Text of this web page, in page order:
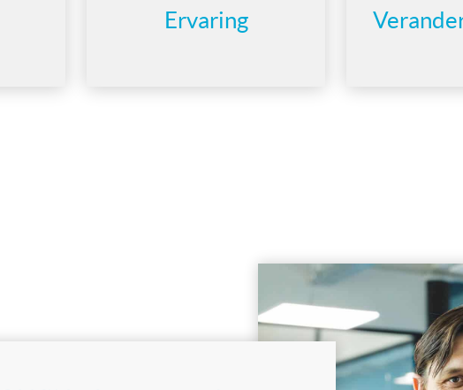
Ervaring